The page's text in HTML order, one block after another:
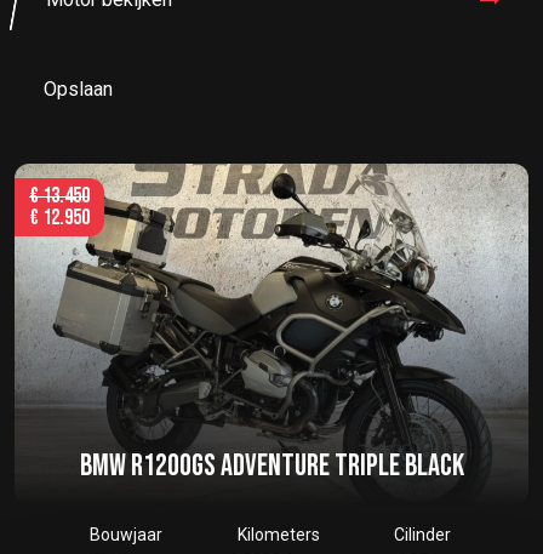
Opslaan
BMW R1200GS ADVENTURE TRIPLE BLACK
Bouwjaar
Kilometers
Cilinder
€13.450
€ 12.950